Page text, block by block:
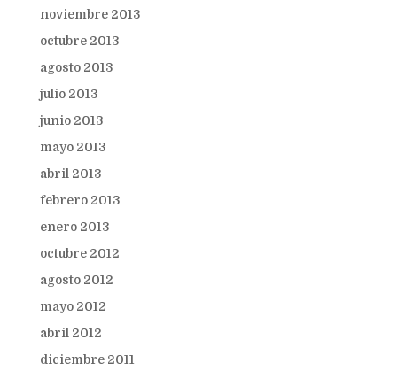
noviembre 2013
octubre 2013
agosto 2013
julio 2013
junio 2013
mayo 2013
abril 2013
febrero 2013
enero 2013
octubre 2012
agosto 2012
mayo 2012
abril 2012
diciembre 2011